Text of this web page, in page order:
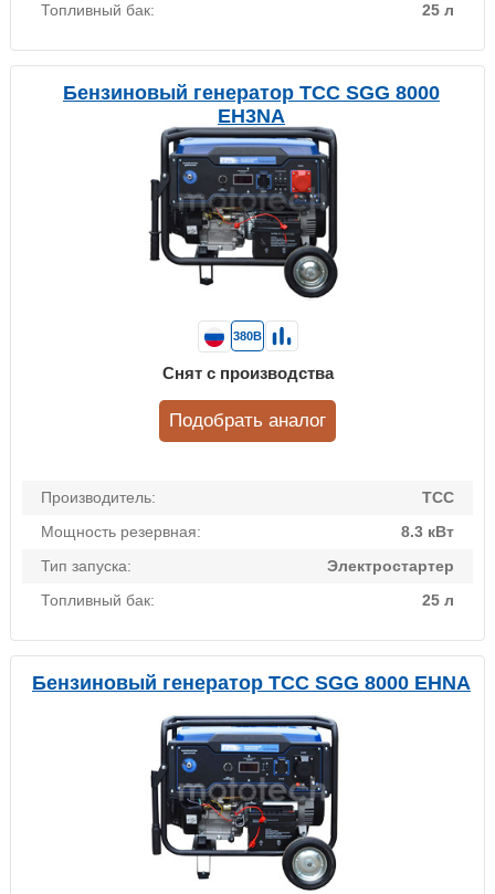
Топливный бак:
25 л
Бензиновый генератор ТСС SGG 8000
EH3NA
Производитель:
ТСС
Мощность резервная:
8.3 кВт
Тип запуска:
Электростартер
Топливный бак:
25 л
380В
Снят с производства
Подобрать аналог
Бензиновый генератор ТСС SGG 8000 EHNA